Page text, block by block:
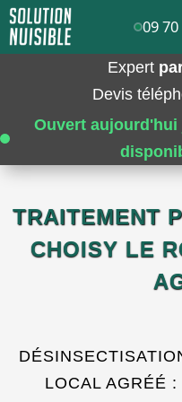
Expert
Devis
Ouvert
TRAITEMENT
CHOISY LE
LOCAL AGRÉÉ
09